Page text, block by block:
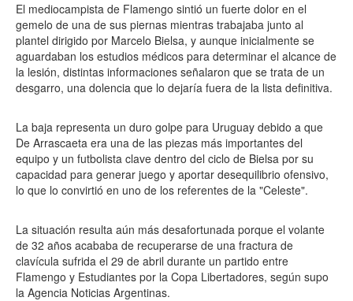
El mediocampista de Flamengo sintió un fuerte dolor en el
gemelo de una de sus piernas mientras trabajaba junto al
plantel dirigido por Marcelo Bielsa, y aunque inicialmente se
aguardaban los estudios médicos para determinar el alcance de
la lesión, distintas informaciones señalaron que se trata de un
desgarro, una dolencia que lo dejaría fuera de la lista definitiva.
La baja representa un duro golpe para Uruguay debido a que
De Arrascaeta era una de las piezas más importantes del
equipo y un futbolista clave dentro del ciclo de Bielsa por su
capacidad para generar juego y aportar desequilibrio ofensivo,
lo que lo convirtió en uno de los referentes de la "Celeste".
La situación resulta aún más desafortunada porque el volante
de 32 años acababa de recuperarse de una fractura de
clavícula sufrida el 29 de abril durante un partido entre
Flamengo y Estudiantes por la Copa Libertadores, según supo
la Agencia Noticias Argentinas.